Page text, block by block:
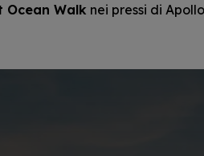
Ocean Walk nei pressi di